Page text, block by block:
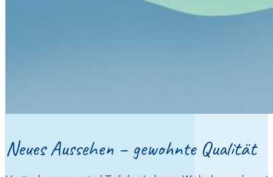
Neu­es Aus­se­hen – gewohn­te Qualität